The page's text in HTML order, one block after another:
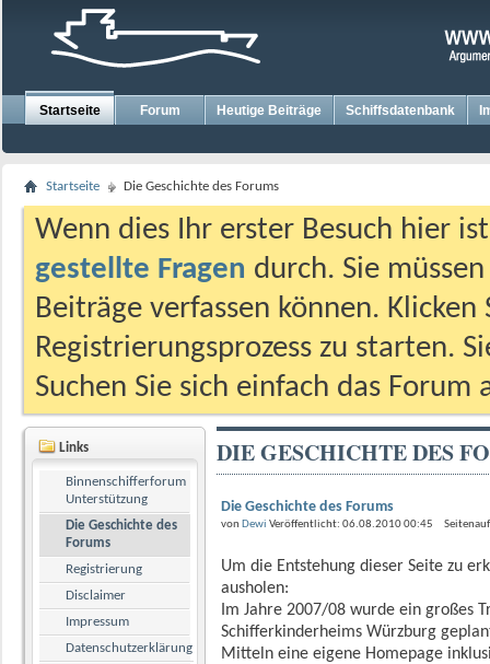
Startseite Forum Heutige Beiträge Schiffsdatenbank
Startseite Die Geschichte des Forums
Wenn dies Ihr erster Besuch hier
gestellte Fragen durch. Sie
Beiträge verfassen können.
Registrierungsprozess zu starten.
Suchen Sie sich einfach das
Links
Binnenschifferforum
Unterstützung
Die Geschichte des
Forums
Registrierung
Disclaimer
Impressum
Datenschutzerklärung
DIE GESCHICHTE DES
Die Geschichte des Forums
von Dewi Veröffentlicht: 06.08.2010 00:45
Um die Entstehung dieser Seite zu
ausholen:
Im Jahre 2007/08 wurde ein großes
Schifferkinderheims Würzburg
Mitteln eine eigene Homepage